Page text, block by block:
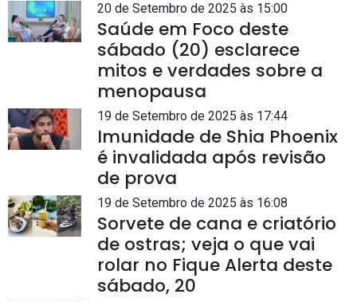
20 de Setembro de 2025 às 15:00
Saúde em Foco deste
sábado (20) esclarece
mitos e verdades sobre a
menopausa
19 de Setembro de 2025 às 17:44
Imunidade de Shia Phoenix
é invalidada após revisão
de prova
19 de Setembro de 2025 às 16:08
Sorvete de cana e criatório
de ostras; veja o que vai
rolar no Fique Alerta deste
sábado, 20